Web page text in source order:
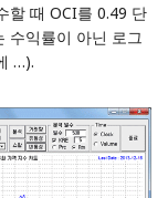
할 때 OCI를 0.49 단
수익률이 아닌 로그
…).